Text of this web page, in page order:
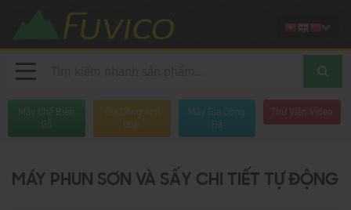
Máy Chế Biến
Gỗ
Gia Công Kim
Loại
Máy Gia Công
Đá
Thư Viện Video
MÁY PHUN SƠN VÀ SẤY CHI TIẾT TỰ ĐỘNG